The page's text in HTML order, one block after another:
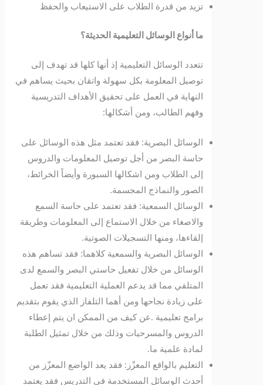
تزيد من قدرة الطلاب على الاستيعاب والحفظ
ما أنواع الوسائل التعليمية الحديثة؟
تتعدد الوسائل التعليمية إذ أنها كلها قد تهدف إلى
توصيل المعلومة بكل سهولة واتقان بحيث يساهم في
النهاية في العمل على تحقيق الأهداف التدريسية
وفهم الطالب، ومن أشكالها:
الوسائل البصرية: فقد تعتمد مثل هذه الوسائل على
حاسة البصر من أجل توصيل المعلومات والدروس
إلى الطلاب ومن اشكالها السبورة وأيضاً الخرائط،
الصور والنماذج المجسمة.
الوسائل السمعية: فقد تعتمد على حاسة السمع
والاصغاء من خلال الاستماع إلى المعلومات وطريقة
إلقاءها، ومنها التسجيلات الصوتية.
الوسائل البصرية والسمعية كلاهما: فقد تساهم هذه
الوسائل من خلال تفعيل حاستي البصر والسمع لدى
المتلقي مما قد يدعم العملية التعليمية فقد تعمل
على زيادة نجاحها ومن أهما التلفاز الذي يقوم بتقديم
برامج تعليمية .عن كيف من الممكن ان يتم إعطاء
الدروس والمسرحيات وذلك من خلال تمثيل الطلبة
لمادة علمية ما.
التعليم بالواقع المعزّز: فقد يعد الواضع المعزّز من
أحدث الوسائل المستخدمة في التدريس فقد يعتمد